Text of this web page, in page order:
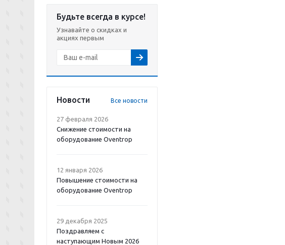
Будьте всегда в курсе!
Узнавайте о скидках и
акциях первым
Новости Все новости
27 февраля 2026
Снижение стоимости на
оборудование Oventrop
12 января 2026
Повышение стоимости на
оборудование Oventrop
29 декабря 2025
Поздравляем с
наступающим Новым 2026